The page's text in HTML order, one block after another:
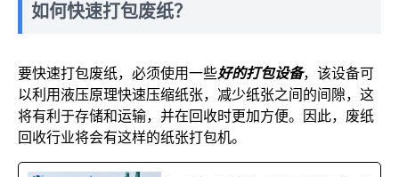
如何快速打包废纸？
要快速打包废纸，必须使用一些好的打包设备，该设备可
以利用液压原理快速压缩纸张，减少纸张之间的间隙，这
将有利于存储和运输，并在回收时更加方便。因此，废纸
回收行业将会有这样的纸张打包机。